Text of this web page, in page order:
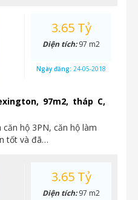
97m2, tháp C,
hộ 3PN, căn hộ làm
tốt và đã…
3.65 Tỷ
Diện tích:97 m2
Ngày đăng: 24-05-2018
3.65 Tỷ
Diện tích:97 m2